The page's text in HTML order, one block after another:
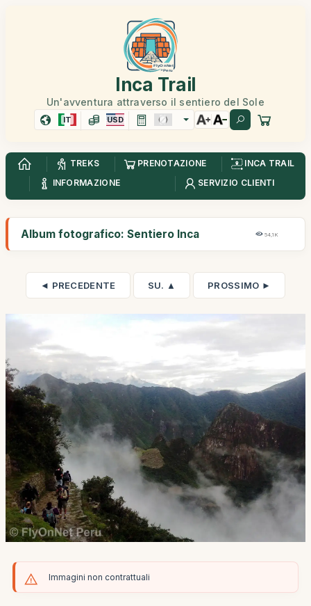
Inca Trail
Un'avventura attraverso il sentiero del Sole
IT USD
TREKS PRENOTAZIONE
INCA TRAIL
INFORMAZIONE
SERVIZIO CLIENTI
Album fotografico: Sentiero Inca 54,1K
◄ PRECEDENTE SU. ▲ PROSSIMO ►
Immagini non contrattuali